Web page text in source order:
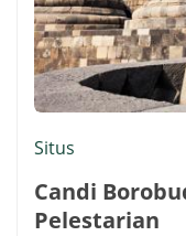
Situs
Candi
Pelestarian